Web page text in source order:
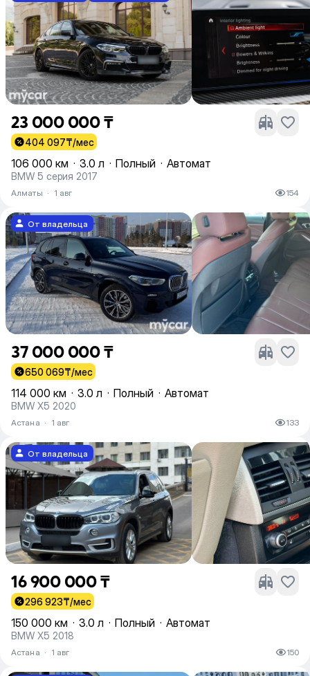
23 000 000 ₸
404 097₸/мес
106 000 км · 3.0 л · Полный · Автомат
BMW 5 серия 2017
Алматы · 1 авг 154
От владельца
37 000 000 ₸
650 069₸/мес
114 000 км · 3.0 л · Полный · Автомат
BMW X5 2020
Астана · 1 авг 133
От владельца
16 900 000 ₸
296 923₸/мес
150 000 км · 3.0 л · Полный · Автомат
BMW X5 2018
Астана · 1 авг 150